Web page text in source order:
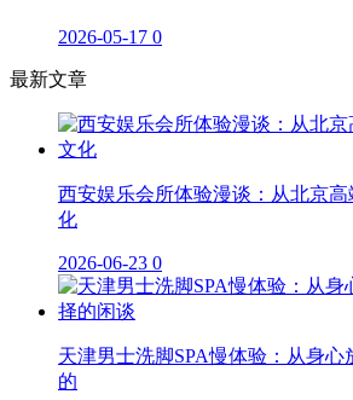
2026-05-17 0
最新文章
西安娱乐会所体验漫谈：从北京
化
2026-06-23 0
天津男士洗脚SPA慢体验：从身心
的